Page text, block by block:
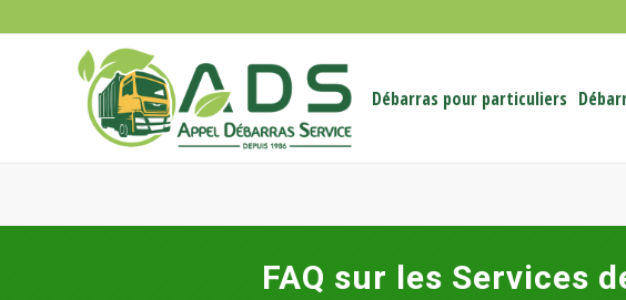
Débarras pour particuliers
FAQ sur les Services